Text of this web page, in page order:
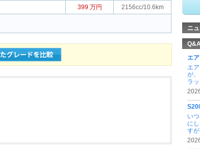
399 万円
2156cc/10.6km
ニ
エ
エ
が
ラ
い
に
す